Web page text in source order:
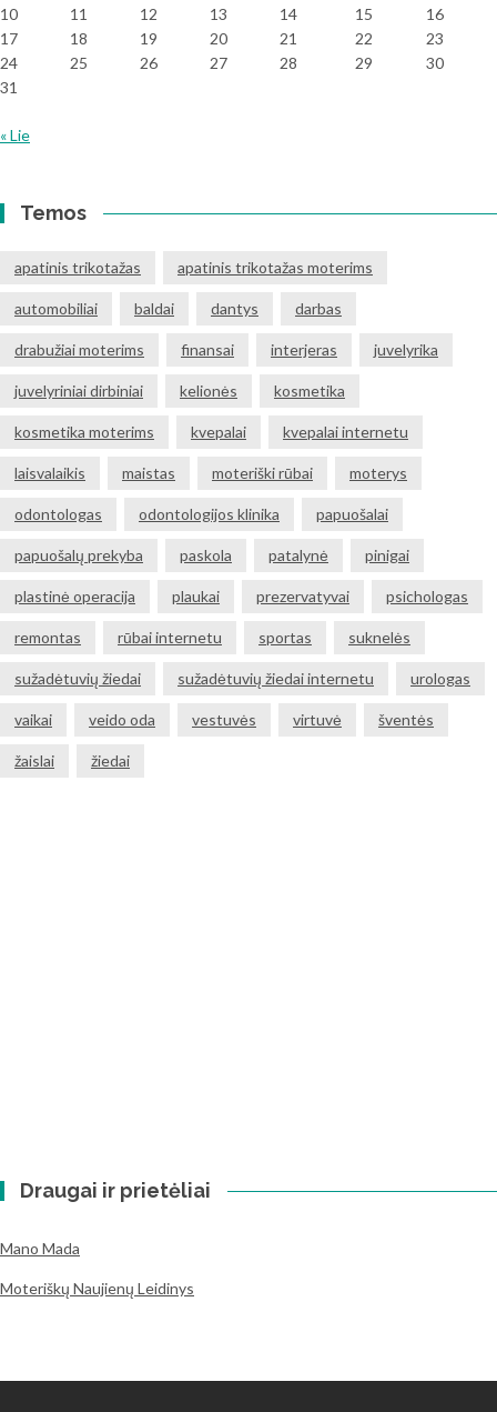
10
11 12 13 14 15
16
17
18 19 20 21 22
23
24
25 26 27 28 29
30
31
« Lie
Temos
apatinis trikotažas apatinis trikotažas moterims
automobiliai baldai dantys darbas
drabužiai moterims finansai interjeras juvelyrika
juvelyriniai dirbiniai kelionės kosmetika
kosmetika moterims kvepalai kvepalai internetu
laisvalaikis maistas moteriški rūbai moterys
odontologas odontologijos klinika papuošalai
papuošalų prekyba paskola patalynė pinigai
plastinė operacija plaukai prezervatyvai psichologas
remontas rūbai internetu sportas suknelės
sužadėtuvių žiedai sužadėtuvių žiedai internetu urologas
vaikai veido oda vestuvės virtuvė šventės
žaislai žiedai
Draugai ir prietėliai
Mano Mada
Moteriškų Naujienų Leidinys